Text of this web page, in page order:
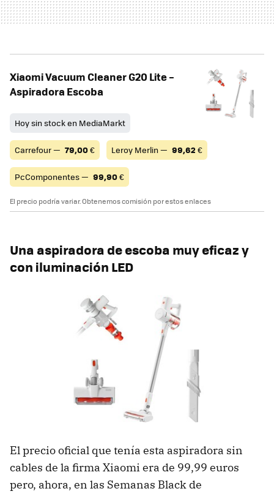
Xiaomi Vacuum Cleaner G20 Lite –
Aspiradora Escoba
Hoy sin stock en MediaMarkt
Carrefour — 79,00€ Leroy Merlin — 99,62 €
PcComponentes — 99,90€
El precio podría variar. Obtenemos comisión por estos enlaces
Una aspiradora de escoba muy eficaz y
con iluminación LED
El precio oficial que tenía esta aspiradora sin
cables de la firma Xiaomi era de 99,99 euros
pero, ahora, en las Semanas Black de